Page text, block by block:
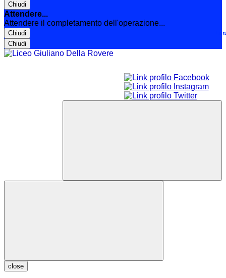
Chiudi
Attendere...
Attendere il completamento dell'operazione...
Chiudi
Chiudi
Le
close